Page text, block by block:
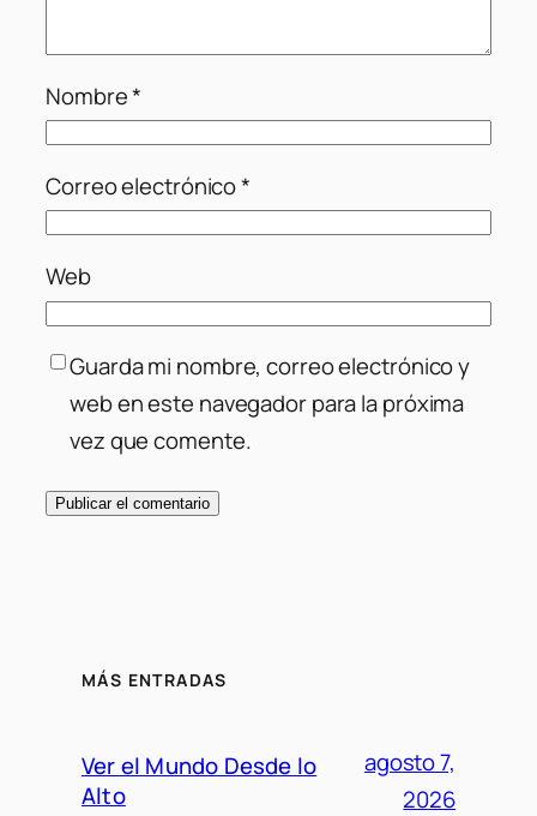
Nombre*
Correo electrónico*
Web
Guarda mi nombre, correo electrónico y
web en este navegador para la próxima
vez que comente.
MÁS ENTRADAS
Ver el Mundo Desde lo
Alto
agosto 7,
2026